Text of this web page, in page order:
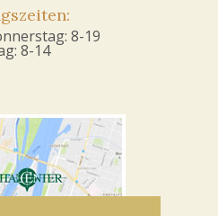
8-19
8-14